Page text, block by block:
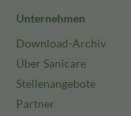
Unternehmen
Download-Archiv
Über Sanicare
Stellenangebote
Partner